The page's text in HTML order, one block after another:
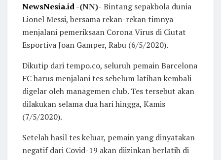
NewsNesia.id-(NN)- Bintang sepakbola dunia
Lionel Messi, bersama rekan-rekan timnya
menjalani pemeriksaan Corona Virus di Ciutat
Esportiva Joan Gamper, Rabu (6/5/2020).
Dikutip dari tempo.co, seluruh pemain Barcelona
FC harus menjalani tes sebelum latihan kembali
digelar oleh managemen club. Tes tersebut akan
dilakukan selama dua hari hingga, Kamis
(7/5/2020).
Setelah hasil tes keluar, pemain yang dinyatakan
negatif dari Covid-19 akan diizinkan berlatih di